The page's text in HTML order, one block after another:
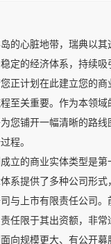
的心脏地带，瑞典以其
定的经济体系，持续吸
正计划在此建立您的商
至关重要。作为本领
您铺开一幅清晰的路
程。
立的商业实体类型是第
系提供了多种公司形式
与上市有限责任公司。
任限于其出资额，非常
向规模更大、有公开募